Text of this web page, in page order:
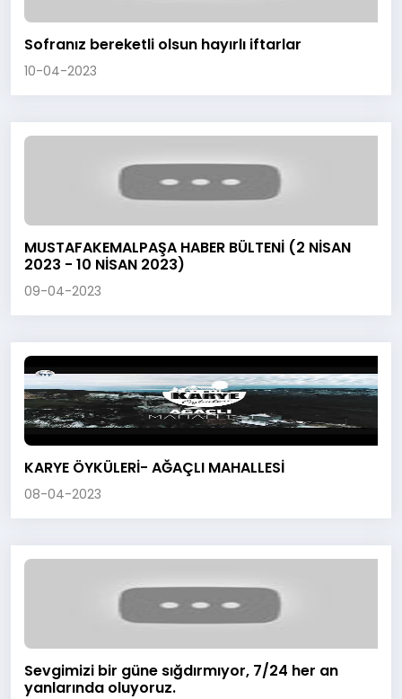
Sofranız bereketli olsun hayırlı iftarlar
10-04-2023
MUSTAFAKEMALPAŞA HABER BÜLTENİ (2 NİSAN
2023 - 10 NİSAN 2023)
09-04-2023
KARYE ÖYKÜLERİ- AĞAÇLI MAHALLESİ
08-04-2023
Sevgimizi bir güne sığdırmıyor, 7/24 her an
yanlarında oluyoruz.